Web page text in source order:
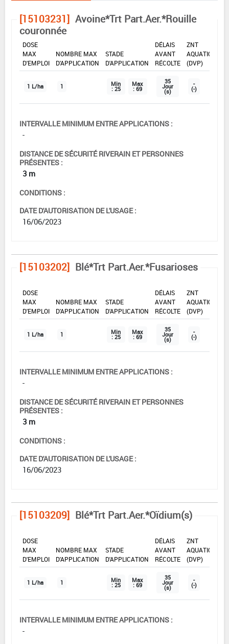
[15103231] Avoine*Trt Part.Aer.*Rouille
couronnée
DOSE
MAX
D'EMPLOI
NOMBRE MAX
D'APPLICATION
STADE
D'APPLICATION
DÉLAIS
AVANT
RÉCOLTE
ZNT
AQUATIQUE
(DVP)
1 L/ha 1 Min
: 25
Max
: 69
35
Jour
(s)
-
(-)
INTERVALLE MINIMUM ENTRE APPLICATIONS :
-
DISTANCE DE SÉCURITÉ RIVERAIN ET PERSONNES
PRÉSENTES :
3 m
CONDITIONS :
DATE D'AUTORISATION DE L'USAGE :
16/06/2023
[15103202] Blé*Trt Part.Aer.*Fusarioses
DOSE
MAX
D'EMPLOI
NOMBRE MAX
D'APPLICATION
STADE
D'APPLICATION
DÉLAIS
AVANT
RÉCOLTE
ZNT
AQUATIQUE
(DVP)
1 L/ha 1 Min
: 25
Max
: 69
35
Jour
(s)
-
(-)
INTERVALLE MINIMUM ENTRE APPLICATIONS :
-
DISTANCE DE SÉCURITÉ RIVERAIN ET PERSONNES
PRÉSENTES :
3 m
CONDITIONS :
DATE D'AUTORISATION DE L'USAGE :
16/06/2023
[15103209] Blé*Trt Part.Aer.*Oïdium(s)
DOSE
MAX
D'EMPLOI
NOMBRE MAX
D'APPLICATION
STADE
D'APPLICATION
DÉLAIS
AVANT
RÉCOLTE
ZNT
AQUATIQUE
(DVP)
1 L/ha 1 Min
: 25
Max
: 69
35
Jour
(s)
-
(-)
INTERVALLE MINIMUM ENTRE APPLICATIONS :
-